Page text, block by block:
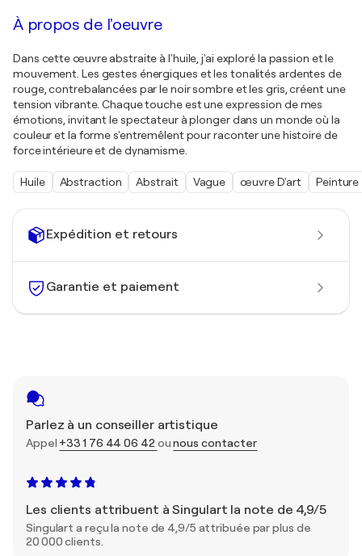
Expédition et retours
Garantie et paiement
Parlez à un conseiller artistique
Appel +33 1 76 44 06 42 ounous contacter
Les clients attribuent à Singulart la note de 4,9/5
Singulart a reçu la note de 4,9/5 attribuée par plus de
20 000 clients.
À propos de l'oeuvre
Dans cette œuvre abstraite à l'huile, j'ai exploré la passion et le
mouvement. Les gestes énergiques et les tonalités ardentes de
rouge, contrebalancées par le noir sombre et les gris, créent une
tension vibrante. Chaque touche est une expression de mes
émotions, invitant le spectateur à plonger dans un monde où la
couleur et la forme s'entremêlent pour raconter une histoire de
force intérieure et de dynamisme.
Huile Abstraction Abstrait Vague œuvre D'art Peinture